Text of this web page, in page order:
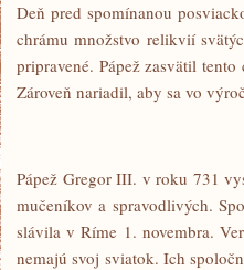
Deň pred spomínanou
chrámu množstvo relikvií
pripravené. Pápež zasvätil
Zároveň nariadil, aby sa vo
Pápež Gregor III. v roku 731
mučeníkov a spravodlivých.
slávila v Ríme 1. novembra.
nemajú svoj sviatok. Ich